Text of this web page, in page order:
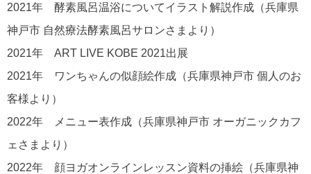
2021年 酵素風呂温浴についてイラスト解説作成（兵庫県
神戸市 自然療法酵素風呂サロンさまより）
2021年 ART LIVE KOBE 2021出展
2021年 ワンちゃんの似顔絵作成（兵庫県神戸市 個人のお
客様より）
2022年 メニュー表作成（兵庫県神戸市 オーガニックカフ
ェさまより）
2022年 顔ヨガオンラインレッスン資料の挿絵（兵庫県神